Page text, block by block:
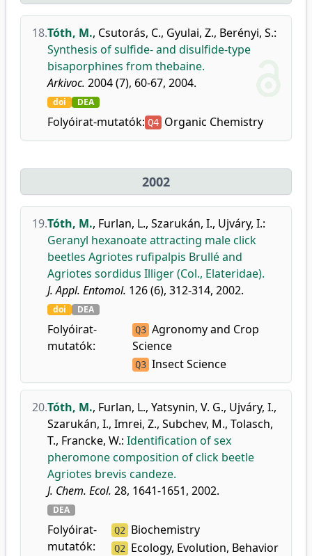
18.Tóth, M., Csutorás, C., Gyulai, Z., Berényi, S.:
Synthesis of sulfide- and disulfide-type
bisaporphines from thebaine.
Arkivoc. 2004 (7), 60-67, 2004.
doi DEA
Folyóirat-mutatók: Q4 Organic Chemistry
2002
19.Tóth, M., Furlan, L., Szarukán, I., Ujváry, I.:
Geranyl hexanoate attracting male click
beetles Agriotes rufipalpis Brullé and
Agriotes sordidus Illiger (Col., Elateridae).
J. Appl. Entomol. 126 (6), 312-314, 2002.
doi DEA
Folyóirat-
mutatók:
Q3 Agronomy and Crop
Science
Q3 Insect Science
20.Tóth, M., Furlan, L., Yatsynin, V. G., Ujváry, I.,
Szarukán, I., Imrei, Z., Subchev, M., Tolasch,
T., Francke, W.: Identification of sex
pheromone composition of click beetle
Agriotes brevis candeze.
J. Chem. Ecol. 28, 1641-1651, 2002.
DEA
Folyóirat-
mutatók:
Q2 Biochemistry
Q2
Ecology, Evolution, Behavior